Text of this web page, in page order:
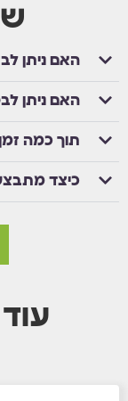
האם ניתן
האם ניתן
תוך כמה
כיצד